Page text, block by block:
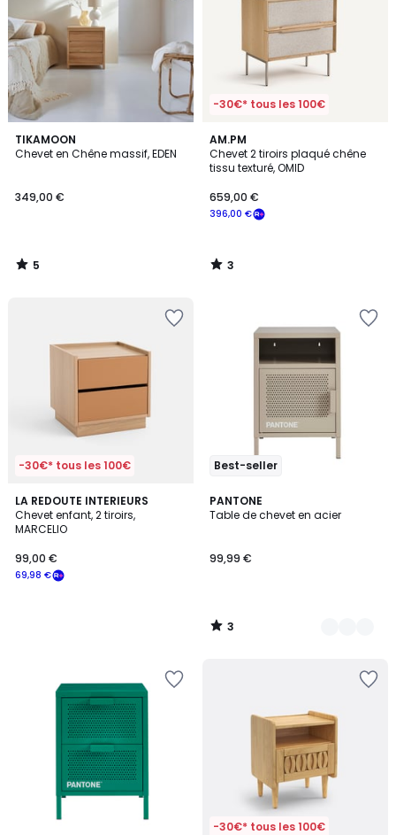
TIKAMOON
Chevet en Chêne massif, EDEN
349,00 €
5
/
5
/
-30€* tous les 100€
AM.PM
Chevet 2 tiroirs plaqué chêne
tissu texturé, OMID
396,00 €
659,00 €
3
/
5
3
/
-30€* tous les 100€
LA REDOUTE INTERIEURS
Chevet enfant, 2 tiroirs,
MARCELIO
69,98 €
99,00 €
Best-seller
PANTONE
Table de chevet en acier
99,99 €
3
/
12
Couleurs
3
/
-30€* tous les 100€